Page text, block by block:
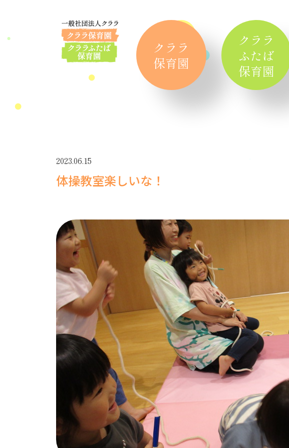
クララ
保育園
クララ
ふたば
保育園
2023.06.15
体操教室楽しいな！